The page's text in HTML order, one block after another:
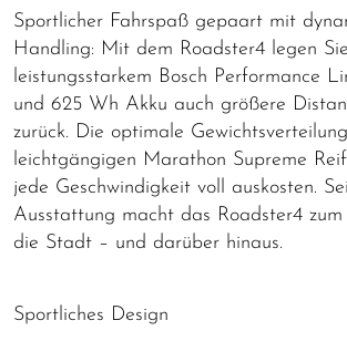
Sportlicher Fahrspaß gepaart mit
Handling: Mit dem Roadster4 legen
leistungsstarkem Bosch Performance
und 625 Wh Akku auch größere
zurück. Die optimale
leichtgängigen Marathon Supreme
jede Geschwindigkeit voll auskosten.
Ausstattung macht das Roadster4
die Stadt – und darüber hinaus.
Sportliches Design